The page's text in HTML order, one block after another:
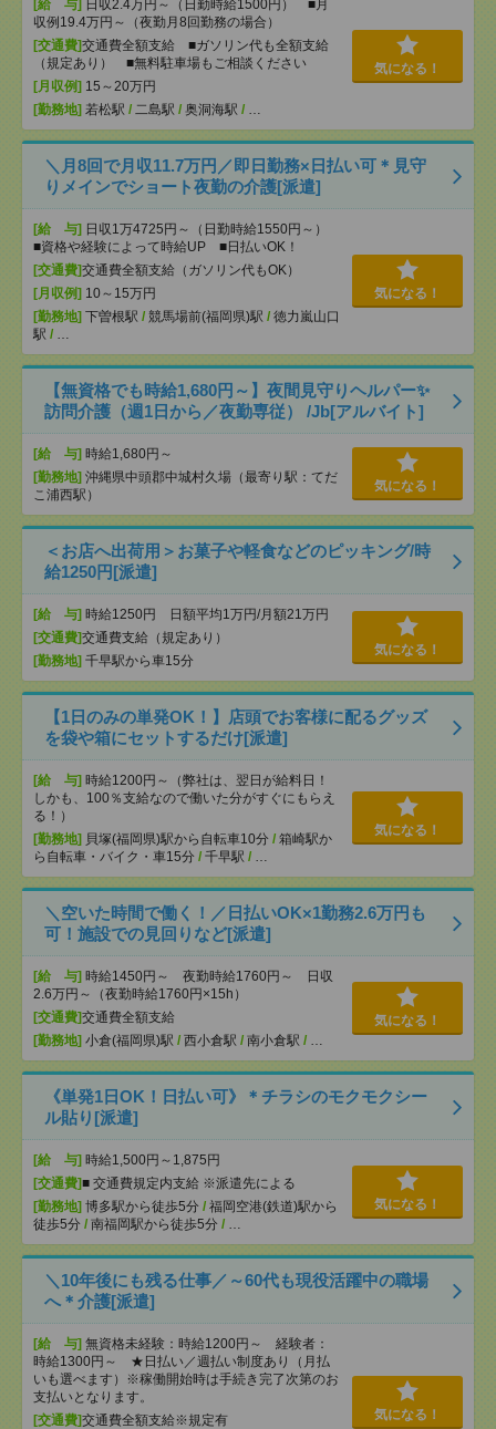
[給 与]
日収2.4万円～（日勤時給1500円） ■月
収例19.4万円～（夜勤月8回勤務の場合）
[交通費]交通費全額支給 ■ガソリン代も全額支給
（規定あり） ■無料駐車場もご相談ください
[月収例] 15～20万円
[勤務地] 若松駅 / 二島駅 / 奥洞海駅 / …
気になる！
＼月8回で月収11.7万円／即日勤務×日払い可＊見守
りメインでショート夜勤の介護[派遣]
[給 与] 日収1万4725円～（日勤時給1550円～）
■資格や経験によって時給UP ■日払いOK！
[交通費]交通費全額支給（ガソリン代もOK）
[月収例] 10～15万円
[勤務地] 下曽根駅 / 競馬場前(福岡県)駅 / 徳力嵐山口
駅 / …
気になる！
【無資格でも時給1,680円～】夜間見守りヘルパー✨
訪問介護（週1日から／夜勤専従） /Jb[アルバイト]
[給 与] 時給1,680円～
[勤務地] 沖縄県中頭郡中城村久場（最寄り駅：てだ
こ浦西駅）
気になる！
＜お店へ出荷用＞お菓子や軽食などのピッキング/時
給1250円[派遣]
[給 与] 時給1250円 日額平均1万円/月額21万円
[交通費]交通費支給（規定あり）
[勤務地] 千早駅から車15分
気になる！
【1日のみの単発OK！】店頭でお客様に配るグッズ
を袋や箱にセットするだけ[派遣]
[給 与] 時給1200円～（弊社は、翌日が給料日！
しかも、100％支給なので働いた分がすぐにもらえ
る！）
[勤務地] 貝塚(福岡県)駅から自転車10分 / 箱崎駅か
ら自転車・バイク・車15分 / 千早駅 / …
気になる！
＼空いた時間で働く！／日払いOK×1勤務2.6万円も
可！施設での見回りなど[派遣]
[給 与] 時給1450円～ 夜勤時給1760円～ 日収
2.6万円～（夜勤時給1760円×15h）
[交通費]交通費全額支給
[勤務地] 小倉(福岡県)駅 / 西小倉駅 / 南小倉駅 / …
気になる！
《単発1日OK！日払い可》＊チラシのモクモクシー
ル貼り[派遣]
[給 与] 時給1,500円～1,875円
[交通費]■ 交通費規定内支給 ※派遣先による
[勤務地] 博多駅から徒歩5分 / 福岡空港(鉄道)駅から
徒歩5分 / 南福岡駅から徒歩5分 / …
気になる！
＼10年後にも残る仕事／～60代も現役活躍中の職場
へ＊介護[派遣]
[給 与] 無資格未経験：時給1200円～ 経験者：
時給1300円～ ★日払い／週払い制度あり（月払
いも選べます）※稼働開始時は手続き完了次第のお
支払いとなります。
[交通費]交通費全額支給※規定有
気になる！